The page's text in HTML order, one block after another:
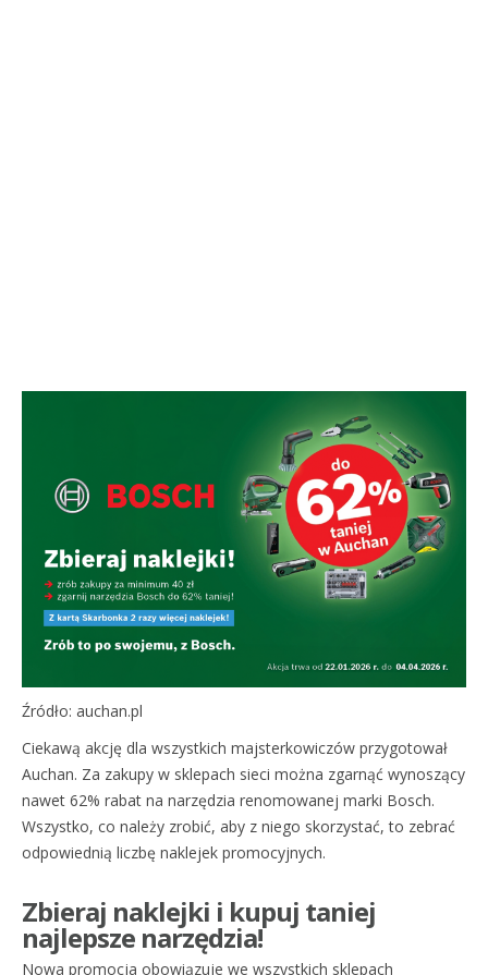
Źródło: auchan.pl
Ciekawą akcję dla wszystkich majsterkowiczów przygotował
Auchan. Za zakupy w sklepach sieci można zgarnąć wynoszący
nawet 62% rabat na narzędzia renomowanej marki Bosch.
Wszystko, co należy zrobić, aby z niego skorzystać, to zebrać
odpowiednią liczbę naklejek promocyjnych.
Zbieraj naklejki i kupuj taniej
najlepsze narzędzia!
Nowa promocja obowiązuje we wszystkich sklepach